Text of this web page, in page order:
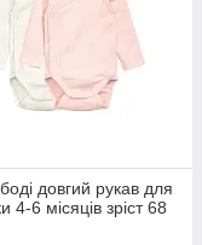
довгий рукав для
4-6 місяців зріст 68